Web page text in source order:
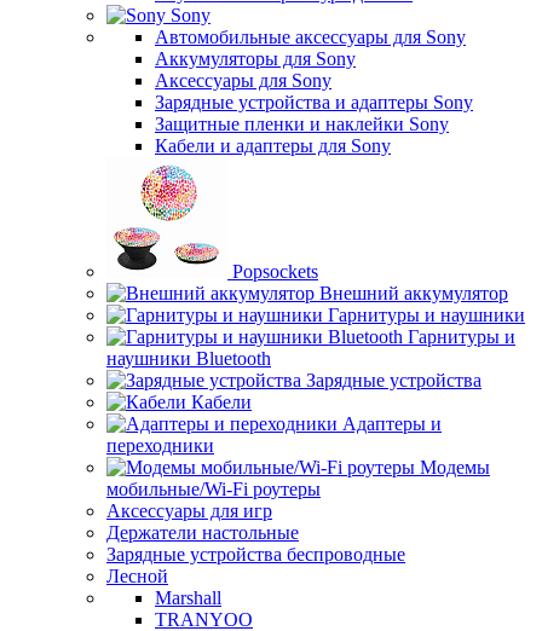
Sony
Автомобильные аксессуары для Sony
Аккумуляторы для Sony
Аксессуары для Sony
Зарядные устройства и адаптеры Sony
Защитные пленки и наклейки Sony
Кабели и адаптеры для Sony
Popsockets
Внешний аккумулятор
Гарнитуры и наушники
Гарнитуры и
наушники Bluetooth
Зарядные устройства
Кабели
Адаптеры и
переходники
Модемы
мобильные/Wi-Fi роутеры
Аксессуары для игр
Держатели настольные
Зарядные устройства беспроводные
Лесной
Marshall
TRANYOO